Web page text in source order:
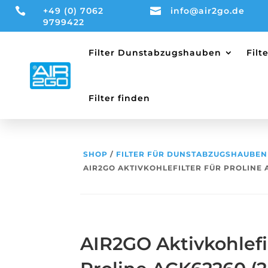

+49 (0) 7062
9799422
 info@air2go.de
Filter Dunstabzugshauben
Filter finden
SHOP / FILTER FÜR DUNSTABZUGSHAUBEN
AIR2GO AKTIVKOHLEFILTER FÜR PROLINE
AIR2GO